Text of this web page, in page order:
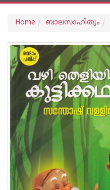
Home ബാലസാഹിത്യം